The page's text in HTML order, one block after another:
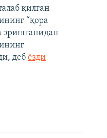
қилган
“қора
эришганидан
деб ёзди